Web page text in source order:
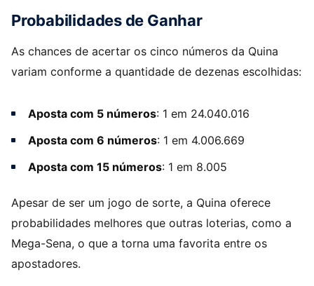
Probabilidades de Ganhar
As chances de acertar os cinco números da Quina
variam conforme a quantidade de dezenas escolhidas:
Aposta com 5 números: 1 em 24.040.016
Aposta com 6 números: 1 em 4.006.669
Aposta com 15 números: 1 em 8.005
Apesar de ser um jogo de sorte, a Quina oferece
probabilidades melhores que outras loterias, como a
Mega-Sena, o que a torna uma favorita entre os
apostadores.